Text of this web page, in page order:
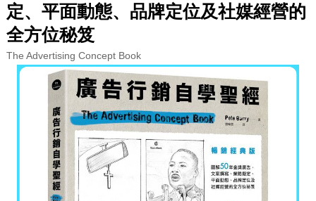
定、平面動態、品牌定位及社媒經營的
全方位秘笈
The Advertising Concept Book